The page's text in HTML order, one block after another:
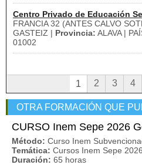
Centro Privado de Educación
FRANCIA 32 (ANTES CALVO
GASTEIZ | Provincia: ALAVA |
01002
1 2 3 4
OTRA FORMACIÓN QUE
CURSO Inem Sepe 2026
Método: Curso Inem
Temática: Cursos Inem Sepe
Duración: 65 horas